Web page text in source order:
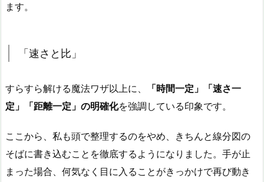
ます。
「速さと比」
すらすら解ける魔法ワザ以上に、
「時間一定」「速さ一
定」「距離一定」の明確化を強調している印象です。
ここから、私も頭で整理するのをやめ、きちんと線分図の
そばに書き込むことを徹底するようになりました。手が止
まった場合、何気なく目に入ることがきっかけで再び動き